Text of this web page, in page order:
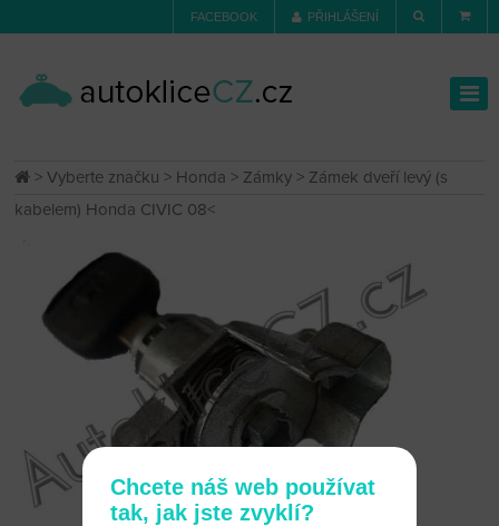
FACEBOOK PŘIHLÁŠENÍ
>Vyberte značku > Honda > Zámky > Zámek dveří levý (s
kabelem) Honda CIVIC 08<
Chcete náš web používat
tak, jak jste zvyklí?